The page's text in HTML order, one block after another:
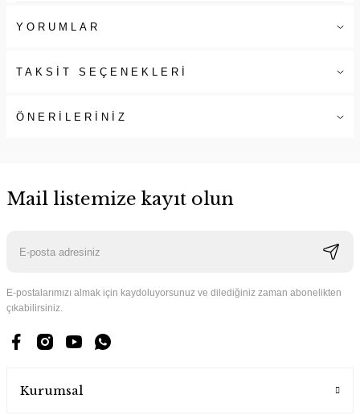
YORUMLAR
TAKSİT SEÇENEKLERİ
ÖNERİLERİNİZ
Mail listemize kayıt olun
E-postalarımızı almak için kaydoluyorsunuz ve dilediğiniz zaman abonelikten
çıkabilirsiniz.
Kurumsal